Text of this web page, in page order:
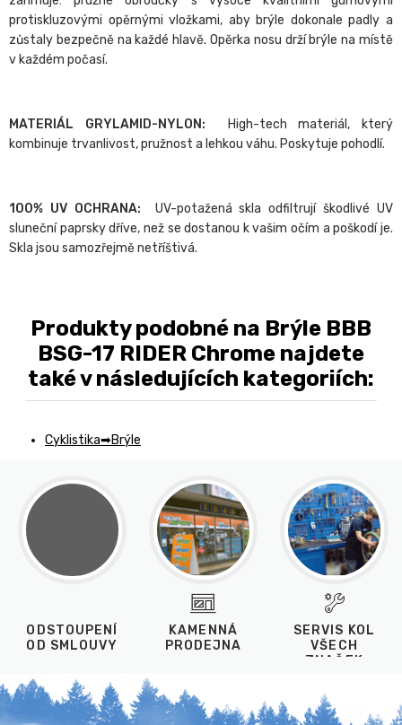
protiskluzovými opěrnými vložkami, aby brýle dokonale padly a
zůstaly bezpečně na každé hlavě. Opěrka nosu drží brýle na místě
v každém počasí.
MATERIÁL GRYLAMID-NYLON:
High-tech materiál, který
kombinuje trvanlivost, pružnost a lehkou váhu. Poskytuje pohodlí.
100% UV OCHRANA: UV-potažená skla odfiltrují škodlivé UV
sluneční paprsky dříve, než se dostanou k vašim očím a poškodí je.
Skla jsou samozřejmě netříštivá.
Produkty podobné na Brýle BBB
BSG-17 RIDER Chrome najdete
také v následujících kategoriích:
Cyklistika Brýle
ODSTOUPENÍ
OD SMLOUVY
KAMENNÁ
PRODEJNA
SERVIS KOL
VŠECH
ZNAČEK